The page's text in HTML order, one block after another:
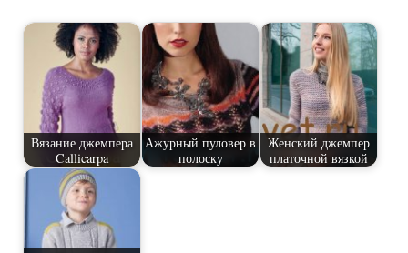
Вязание джемпера
Callicarpa
Ажурный пуловер в
полоску
Женский джемпер
платочной вязкой